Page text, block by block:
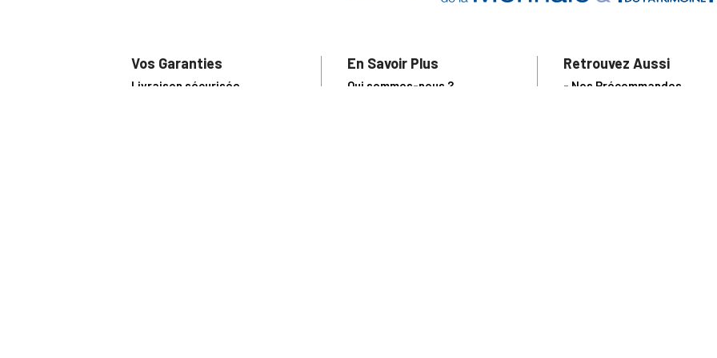
Vos Garanties
Livraison sécurisée
En Savoir Plus
Qui sommes-nous ?
Retrouvez Aussi
- Nos Précommandes